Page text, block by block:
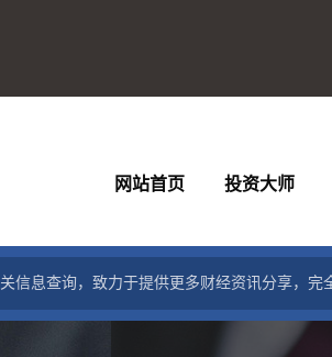
网站首页 投资大师
信息查询，致力于提供更多财经资讯分享，完